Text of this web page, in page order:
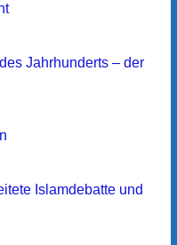
Jahrhunderts – der
Islamdebatte und